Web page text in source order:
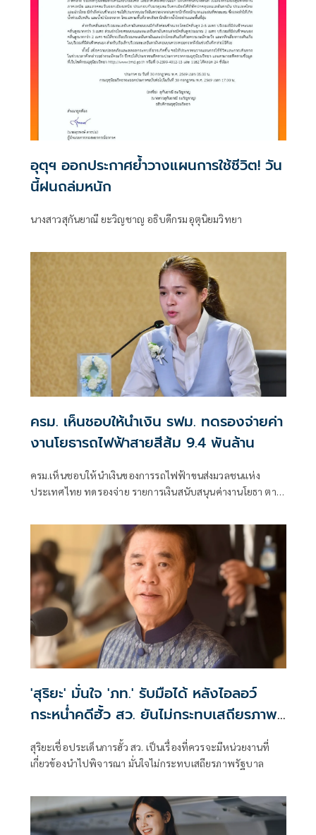
อุตุฯ ออกประกาศย้ำวางแผนการใช้ชีวิต! วัน
นี้ฝนถล่มหนัก
นางสาวสุกันยาณี ยะวิญชาญ อธิบดีกรมอุตุนิยมวิทยา
ครม. เห็นชอบให้นำเงิน รฟม. ทดรองจ่ายค่า
งานโยธารถไฟฟ้าสายสีส้ม 9.4 พันล้าน
ครม.เห็นชอบให้นำเงินของการรถไฟฟ้าขนส่งมวลชนแห่ง
ประเทศไทย ทดรองจ่าย รายการเงินสนับสนุนค่างานโยธา ตาม
ศูนย์วัฒนธรรม จำนวน 9,414,200,477.45 บาท
'สุริยะ' มั่นใจ 'ภท.' รับมือได้ หลังไอลอว์
กระหน่ำคดีฮั้ว สว. ยันไม่กระทบเสถียรภาพ
รัฐบาล
สุริยะเชื่อประเด็นการฮั้ว สว. เป็นเรื่องที่ควรจะมีหน่วยงานที่
เกี่ยวข้องนำไปพิจารณา มั่นใจไม่กระทบเสถียรภาพรัฐบาล